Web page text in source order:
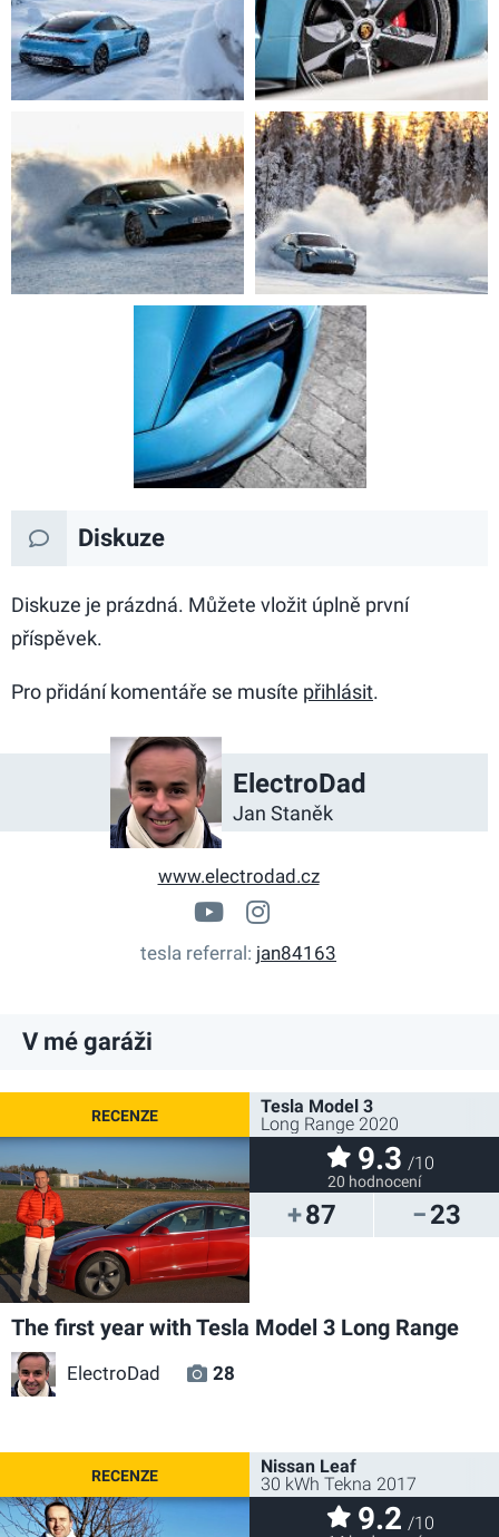
Diskuze
Diskuze je prázdná. Můžete vložit úplně první
příspěvek.
Pro přidání komentáře se musíte přihlásit.
ElectroDad
Jan Staněk
www.electrodad.cz
www.youtube.com/
electrodad_cz
tesla referral jan84163
V mé garáži
87 23
Tesla Model 3
Long Range 2020
9.3 /10
20 hodnocení
The first year with Tesla Model 3 Long Range
ElectroDad 28
Nissan Leaf
30 kWh Tekna 2017
9.2 /10